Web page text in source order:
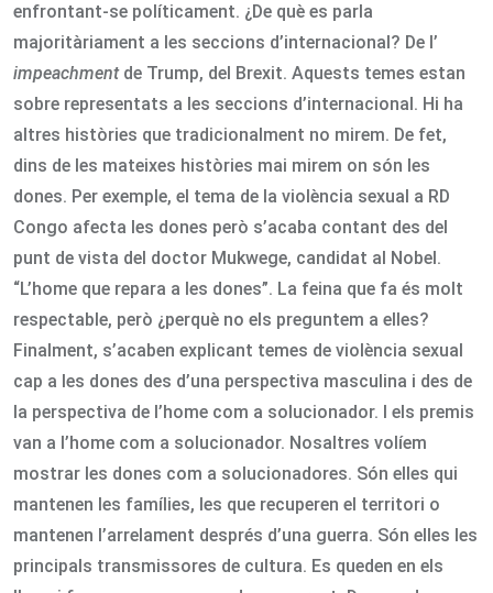
enfrontant-se políticament. ¿De què es parla
majoritàriament a les seccions d’internacional? De l’
impeachmentde Trump, del Brexit. Aquests temes estan
sobre representats a les seccions d’internacional. Hi ha
altres històries que tradicionalment no mirem. De fet,
dins de les mateixes històries mai mirem on són les
dones. Per exemple, el tema de la violència sexual a RD
Congo afecta les dones però s’acaba contant des del
punt de vista del doctor Mukwege, candidat al Nobel.
“L’home que repara a les dones”. La feina que fa és molt
respectable, però ¿perquè no els preguntem a elles?
Finalment, s’acaben explicant temes de violència sexual
cap a les dones des d’una perspectiva masculina i des de
la perspectiva de l’home com a solucionador. I els premis
van a l’home com a solucionador. Nosaltres volíem
mostrar les dones com a solucionadores. Són elles qui
mantenen les famílies, les que recuperen el territori o
mantenen l’arrelament després d’una guerra. Són elles les
principals transmissores de cultura. Es queden en els